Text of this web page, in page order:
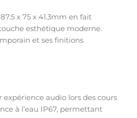
x 75 x 41.3mm en fait
esthétique moderne.
et ses finitions
audio lors des cours
à l’eau IP67, permettant